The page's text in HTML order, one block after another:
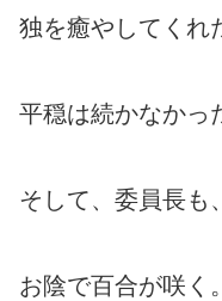
独を癒やしてくれ
平穏は続かなかっ
そして、委員長も
お陰で百合が咲く。